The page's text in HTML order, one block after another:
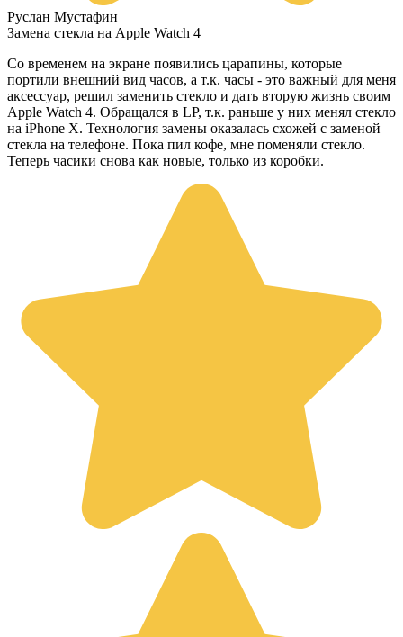
Руслан Мустафин
Замена стекла на Apple Watch 4
Со временем на экране появились царапины, которые
портили внешний вид часов, а т.к. часы - это важный для меня
аксессуар, решил заменить стекло и дать вторую жизнь своим
Apple Watch 4. Обращался в LP, т.к. раньше у них менял стекло
на iPhone X. Технология замены оказалась схожей с заменой
стекла на телефоне. Пока пил кофе, мне поменяли стекло.
Теперь часики снова как новые, только из коробки.